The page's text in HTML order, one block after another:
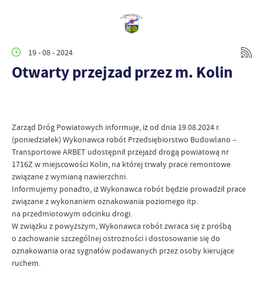
19 - 08 - 2024
Otwarty przejzad przez m. Kolin
Zarząd Dróg Powiatowych informuje, iż od dnia 19.08.2024 r.
(poniedziałek) Wykonawca robót Przedsiębiorstwo Budowlano –
Transportowe ARBET udostępnił przejazd drogą powiatową nr
1716Z w miejscowości Kolin, na której trwały prace remontowe
związane z wymianą nawierzchni.
Informujemy ponadto, iż Wykonawca robót będzie prowadził prace
związane z wykonaniem oznakowania poziomego itp.
na przedmiotowym odcinku drogi.
W związku z powyższym, Wykonawca robót zwraca się z prośbą
o zachowanie szczególnej ostrożności i dostosowanie się do
oznakowania oraz sygnałów podawanych przez osoby kierujące
ruchem.